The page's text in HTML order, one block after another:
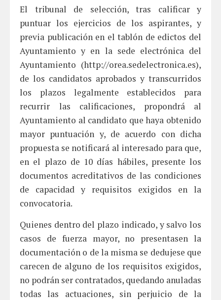
El tribunal de selección, tras calificar y
puntuar los ejercicios de los aspirantes, y
previa publicación en el tablón de edictos del
Ayuntamiento y en la sede electrónica del
Ayuntamiento (http://orea.sedelectronica.es),
de los candidatos aprobados y transcurridos
los plazos legalmente establecidos para
recurrir las calificaciones, propondrá al
Ayuntamiento al candidato que haya obtenido
mayor puntuación y, de acuerdo con dicha
propuesta se notificará al interesado para que,
en el plazo de 10 días hábiles, presente los
documentos acreditativos de las condiciones
de capacidad y requisitos exigidos en la
convocatoria.
Quienes dentro del plazo indicado, y salvo los
casos de fuerza mayor, no presentasen la
documentación o de la misma se dedujese que
carecen de alguno de los requisitos exigidos,
no podrán ser contratados, quedando anuladas
todas las actuaciones, sin perjuicio de la